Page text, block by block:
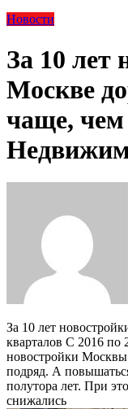
Новости
За 10 лет
Москве
чаще,
За 10 лет новостройки в Москве дорожали на протяжении 24
кварталов С 2016 по
новостройки Москвы
подряд. А
полутора лет. При
снижались